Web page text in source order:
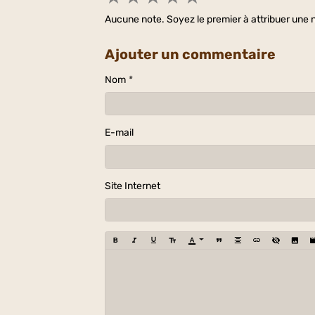
Aucune note. Soyez le premier à attribuer une
Ajouter un commentaire
Nom
E-mail
Site Internet